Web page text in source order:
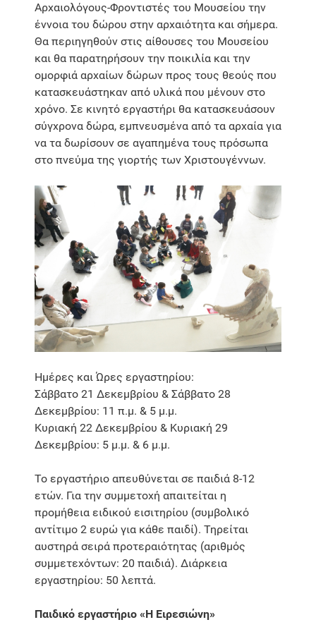
Αρχαιολόγους-Φροντιστές του Μουσείου την
έννοια του δώρου στην αρχαιότητα και σήμερα.
Θα περιηγηθούν στις αίθουσες του Μουσείου
και θα παρατηρήσουν την ποικιλία και την
ομορφιά αρχαίων δώρων προς τους θεούς που
κατασκευάστηκαν από υλικά που μένουν στο
χρόνο. Σε κινητό εργαστήρι θα κατασκευάσουν
σύγχρονα δώρα, εμπνευσμένα από τα αρχαία για
να τα δωρίσουν σε αγαπημένα τους πρόσωπα
στο πνεύμα της γιορτής των Χριστουγέννων.
Ημέρες και Ώρες εργαστηρίου:
Σάββατο 21 Δεκεμβρίου & Σάββατο 28
Δεκεμβρίου: 11 π.μ. & 5 μ.μ.
Κυριακή 22 Δεκεμβρίου & Κυριακή 29
Δεκεμβρίου: 5 μ.μ. & 6 μ.μ.
Το εργαστήριο απευθύνεται σε παιδιά 8-12
ετών. Για την συμμετοχή απαιτείται η
προμήθεια ειδικού εισιτηρίου (συμβολικό
αντίτιμο 2 ευρώ για κάθε παιδί). Τηρείται
αυστηρά σειρά προτεραιότητας (αριθμός
συμμετεχόντων: 20 παιδιά). Διάρκεια
εργαστηρίου: 50 λεπτά.
Παιδικό εργαστήριο «Η Ειρεσιώνη»